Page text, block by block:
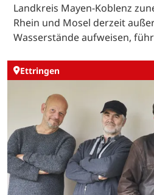
Landkreis Mayen-Koblenz
Rhein und Mosel derzeit
Wasserstände aufweisen,
Ettringen